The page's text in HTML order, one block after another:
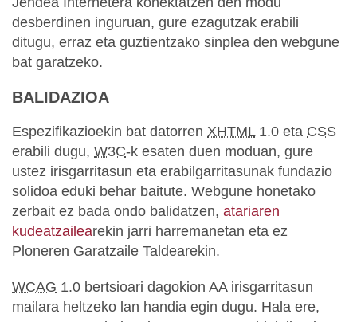
desberdinen inguruan, gure ezagutzak erabili
ditugu, erraz eta guztientzako sinplea den webgune
bat garatzeko.
BALIDAZIOA
Espezifikazioekin bat datorren XHTML1.0 eta CSS
erabili dugu, W3C-k esaten duen moduan, gure
ustez irisgarritasun eta erabilgarritasunak fundazio
solidoa eduki behar baitute. Webgune honetako
zerbait ez bada ondo balidatzen, atariaren
kudeatzailearekin jarri harremanetan eta ez
Ploneren Garatzaile Taldearekin.
WCAG 1.0 bertsioari dagokion AA irisgarritasun
mailara heltzeko lan handia egin dugu. Hala ere,